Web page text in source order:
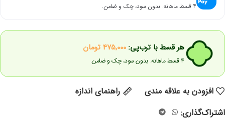
۴ قسط ماهانه. بدون سود، چک و ضامن.
هر قسط با ترب‌پی:475,000 تومان
۴ قسط ماهانه. بدون سود، چک و ضامن.
افزودن به علاقه مندی
راهنمای اندازه
اشتراک‌گذاری: